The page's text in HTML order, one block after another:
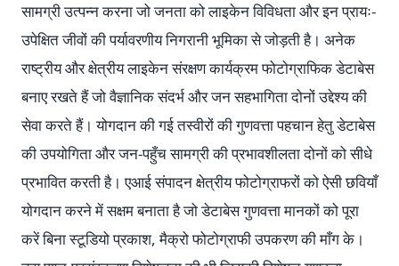
सामग्री उत्पन्न करना जो जनता को लाइकेन विविधता और इन प्रायः-
उपेक्षित जीवों की पर्यावरणीय निगरानी भूमिका से जोड़ती है। अनेक
राष्ट्रीय और क्षेत्रीय लाइकेन संरक्षण कार्यक्रम फोटोग्राफिक डेटाबेस
बनाए रखते हैं जो वैज्ञानिक संदर्भ और जन सहभागिता दोनों उद्देश्य की
सेवा करते हैं। योगदान की गई तस्वीरों की गुणवत्ता पहचान हेतु डेटाबेस
की उपयोगिता और जन-पहुँच सामग्री की प्रभावशीलता दोनों को सीधे
प्रभावित करती है। एआई संपादन क्षेत्रीय फोटोग्राफरों को ऐसी छवियाँ
योगदान करने में सक्षम बनाता है जो डेटाबेस गुणवत्ता मानकों को पूरा
करें बिना स्टूडियो प्रकाश, मैक्रो फोटोग्राफी उपकरण की माँग के।